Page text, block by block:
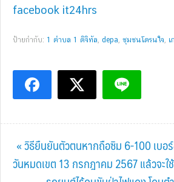
facebook it24hrs
ป้ายกำกับ: 1 ตำบล 1 ดิจิทัล, depa, ชุมชนโดรนใจ,
Previous
Post:
« วิธียืนยันตัวตนหากถือซิม 6-100 เบอ
วันหมดเขต 13 กรกฎาคม 2567 แล้วจะใ